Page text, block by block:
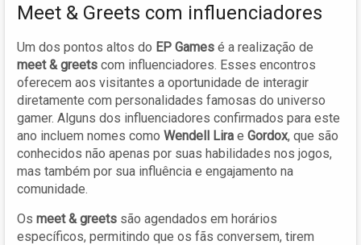
Meet & Greets com influenciadores
Um dos pontos altos do EP Games é a realização de
meet & greets com influenciadores. Esses encontros
oferecem aos visitantes a oportunidade de interagir
diretamente com personalidades famosas do universo
gamer. Alguns dos influenciadores confirmados para este
ano incluem nomes como Wendell Lira e Gordox, que são
conhecidos não apenas por suas habilidades nos jogos,
mas também por sua influência e engajamento na
comunidade.
Os meet & greets são agendados em horários
específicos, permitindo que os fãs conversem, tirem